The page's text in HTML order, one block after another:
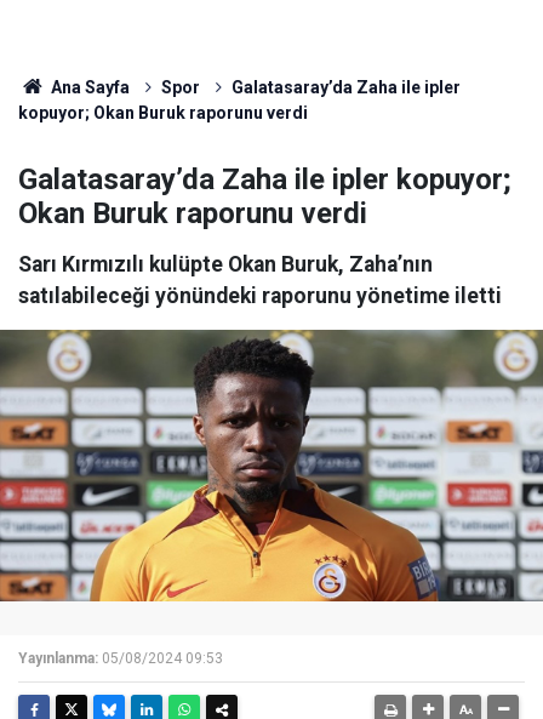
Ana Sayfa Spor
Galatasaray’da Zaha ile ipler
kopuyor; Okan Buruk raporunu verdi
Galatasaray’da Zaha ile ipler kopuyor;
Okan Buruk raporunu verdi
Sarı Kırmızılı kulüpte Okan Buruk, Zaha’nın
satılabileceği yönündeki raporunu yönetime iletti
Yayınlanma: 05/08/2024 09:53